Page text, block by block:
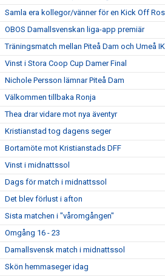
Samla era kollegor/vänner för en Kick Off
OBOS Damallsvenskan liga-app premiär
Träningsmatch mellan Piteå Dam och Umeå
Vinst i Stora Coop Cup Damer Final
Nichole Persson lämnar Piteå Dam
Välkommen tillbaka Ronja
Thea drar vidare mot nya äventyr
Kristianstad tog dagens seger
Bortamöte mot Kristianstads DFF
Vinst i midnattssol
Dags för match i midnattssol
Det blev förlust i afton
Sista matchen i "våromgången"
Omgång 16 - 23
Damallsvensk match i midnattssol
Skön hemmaseger idag